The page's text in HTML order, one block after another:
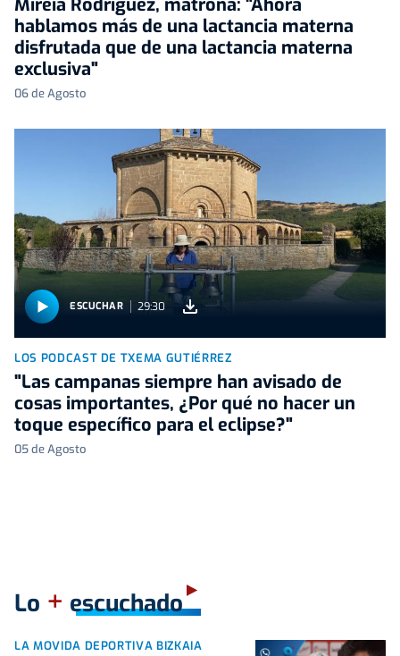
hablamos más de una lactancia materna
disfrutada que de una lactancia materna
exclusiva"
06 de Agosto
ESCUCHAR 29:30
LOS PODCAST DE TXEMA GUTIÉRREZ
"Las campanas siempre han avisado de
cosas importantes, ¿Por qué no hacer un
toque específico para el eclipse?"
05 de Agosto
Lo + escuchado
LA MOVIDA DEPORTIVA BIZKAIA